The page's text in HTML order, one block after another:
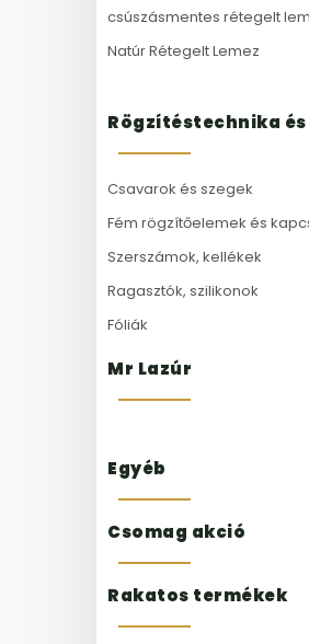
csúszásmentes rétegelt
Natúr Rétegelt Lemez
Rögzítéstechnika
Csavarok és szegek
Fém rögzítőelemek és
Szerszámok, kellékek
Ragasztók, szilikonok
Fóliák
Mr Lazúr
Egyéb
Csomag akció
Rakatos termékek